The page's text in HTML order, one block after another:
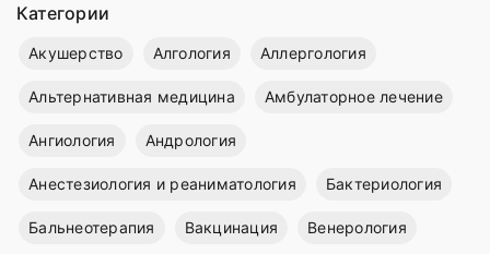
Категории
Акушерство Алгология Аллергология
Альтернативная медицина Амбулаторное лечение
Ангиология Андрология
Анестезиология и реаниматология Бактериология
Бальнеотерапия Вакцинация Венерология